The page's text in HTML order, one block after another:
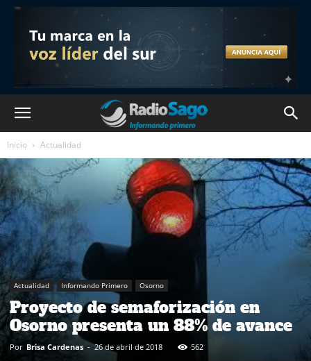
Inicio Actualidad
Actualidad Informando Primero Osorno
Proyecto de semaforización en
Osorno presenta un 88% de avance
Por Brisa Cardenas - 26 de abril de 2018 562